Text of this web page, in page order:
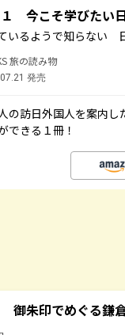
１ 今こそ学びたい
いるようで知らない
旅の読み物
発売
の訪日外国人を案内
できる１冊！
御朱印でめぐる鎌